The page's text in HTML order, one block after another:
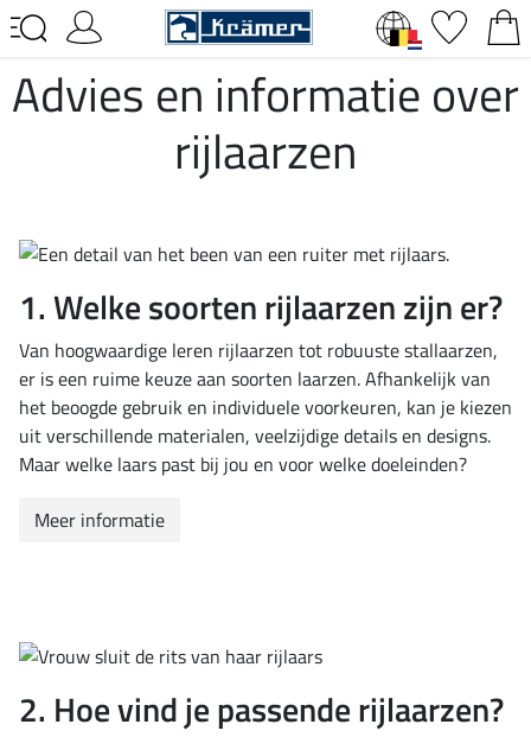
Advies en informatie over
rijlaarzen
1. Welke soorten rijlaarzen zijn er?
Van hoogwaardige leren rijlaarzen tot robuuste stallaarzen,
er is een ruime keuze aan soorten laarzen. Afhankelijk van
het beoogde gebruik en individuele voorkeuren, kan je kiezen
uit verschillende materialen, veelzijdige details en designs.
Maar welke laars past bij jou en voor welke doeleinden?
Meer informatie
2. Hoe vind je passende rijlaarzen?